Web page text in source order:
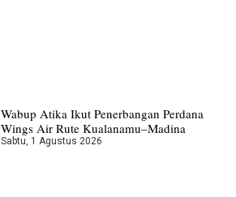
Wabup Atika Ikut Penerbangan Perdana
Wings Air Rute Kualanamu–Madina
Sabtu, 1 Agustus 2026